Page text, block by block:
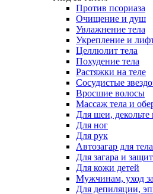
Против псориаза
Очищение и душ
Увлажнение тела
Укрепление и
Целлюлит тела
Похудение тела
Растяжки на теле
Сосудистые
Вросшие волосы
Массаж тела и
Для шеи, декольте
Для ног
Для рук
Автозагар для тела
Для загара и
Для кожи детей
Мужчинам, уход
Для депиляции,